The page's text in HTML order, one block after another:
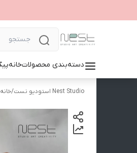
دسته‌بندی محصولاتخانه
Nest Studio استودیو نست /